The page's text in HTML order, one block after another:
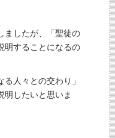
ましたが、「聖徒の
明することになるの
人々との交わり」
明したいと思いま